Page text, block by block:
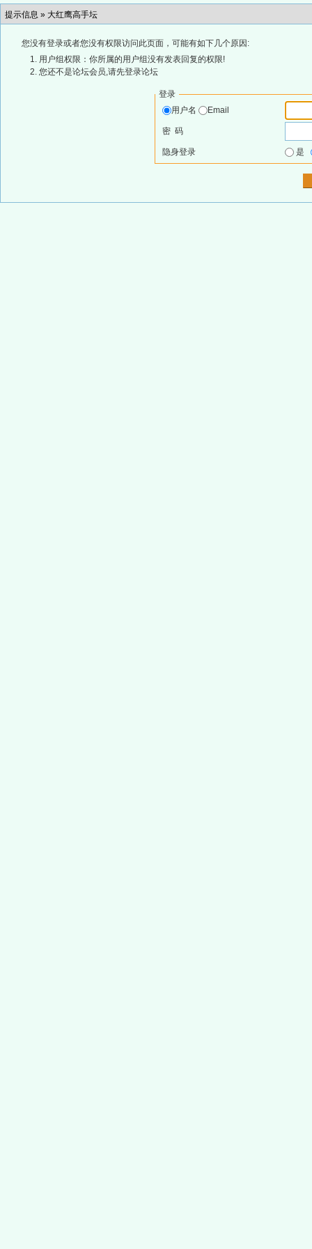
提示信息 » 大红鹰高手坛
您没有登录或者您没有权限访问此页面，可能有如下几个原因:
用户组权限：你所属的用户组没有发表回复的权限!
您还不是论坛会员,请先登录论坛
登录
用户名
Email
密 码
隐身登录 是